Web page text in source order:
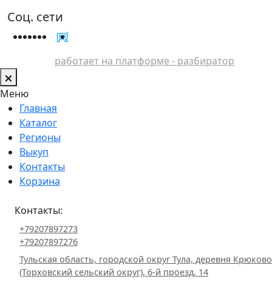
Соц. сети
работает на платформе - разбиратор
Меню
Главная
Каталог
Регионы
Выкуп
Контакты
Корзина
Контакты:
+79207897273
+79207897276
Тульская область, городской округ Тула, деревня Крюково
(Торховский сельский округ), 6-й проезд, 14